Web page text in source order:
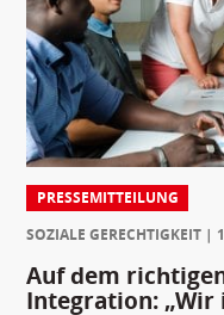
PRESSEMITTEILUNG
SOZIALE GERECHTIGKEIT
Auf dem
Integration: „Wir